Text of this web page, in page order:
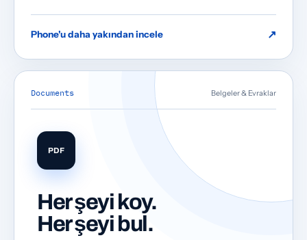
Phone'u daha yakından incele ↗
Documents Belgeler & Evraklar
PDF
Her şeyi koy.
Her şeyi bul.